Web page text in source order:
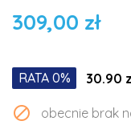
309,00 zł
RATA 0% 30.90
 obecnie brak